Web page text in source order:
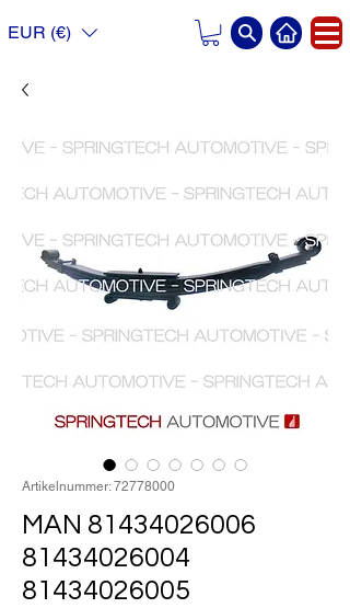
EUR (€)
Artikelnummer: 72778000
MAN 81434026006
81434026004
81434026005